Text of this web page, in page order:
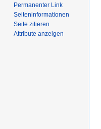
Permanenter Link
Seiten­­informationen
Seite zitieren
Attribute anzeigen